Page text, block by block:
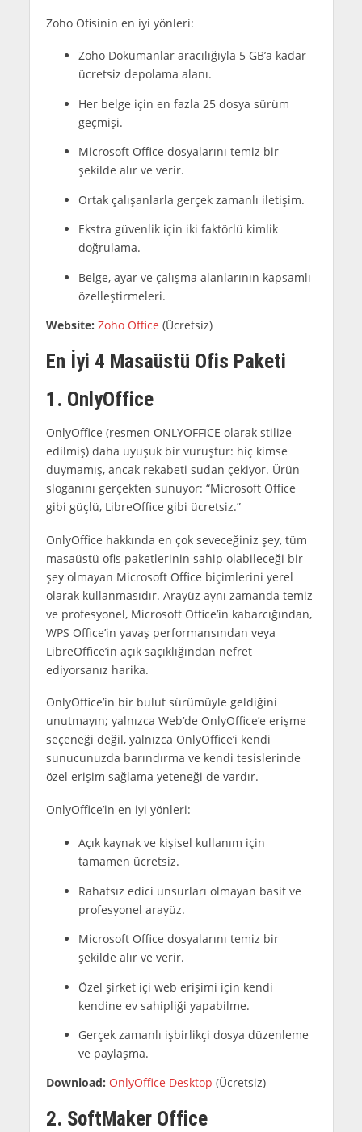
Zoho Ofisinin en iyi yönleri:
Zoho Dokümanlar aracılığıyla 5 GB’a kadar
ücretsiz depolama alanı.
Her belge için en fazla 25 dosya sürüm
geçmişi.
Microsoft Office dosyalarını temiz bir
şekilde alır ve verir.
Ortak çalışanlarla gerçek zamanlı iletişim.
Ekstra güvenlik için iki faktörlü kimlik
doğrulama.
Belge, ayar ve çalışma alanlarının kapsamlı
özelleştirmeleri.
Website: Zoho Office (Ücretsiz)
En İyi 4 Masaüstü Ofis Paketi
1. OnlyOffice
OnlyOffice (resmen ONLYOFFICE olarak stilize
edilmiş) daha uyuşuk bir vuruştur: hiç kimse
duymamış, ancak rekabeti sudan çekiyor. Ürün
sloganını gerçekten sunuyor: “Microsoft Office
gibi güçlü, LibreOffice gibi ücretsiz.”
OnlyOffice hakkında en çok seveceğiniz şey, tüm
masaüstü ofis paketlerinin sahip olabileceği bir
şey olmayan Microsoft Office biçimlerini yerel
olarak kullanmasıdır. Arayüz aynı zamanda temiz
ve profesyonel, Microsoft Office’in kabarcığından,
WPS Office’in yavaş performansından veya
LibreOffice’in açık saçıklığından nefret
ediyorsanız harika.
OnlyOffice’in bir bulut sürümüyle geldiğini
unutmayın; yalnızca Web’de OnlyOffice’e erişme
seçeneği değil, yalnızca OnlyOffice’i kendi
sunucunuzda barındırma ve kendi tesislerinde
özel erişim sağlama yeteneği de vardır.
OnlyOffice’in en iyi yönleri:
Açık kaynak ve kişisel kullanım için
tamamen ücretsiz.
Rahatsız edici unsurları olmayan basit ve
profesyonel arayüz.
Microsoft Office dosyalarını temiz bir
şekilde alır ve verir.
Özel şirket içi web erişimi için kendi
kendine ev sahipliği yapabilme.
Gerçek zamanlı işbirlikçi dosya düzenleme
ve paylaşma.
Download: OnlyOffice Desktop (Ücretsiz)
2. SoftMaker Office